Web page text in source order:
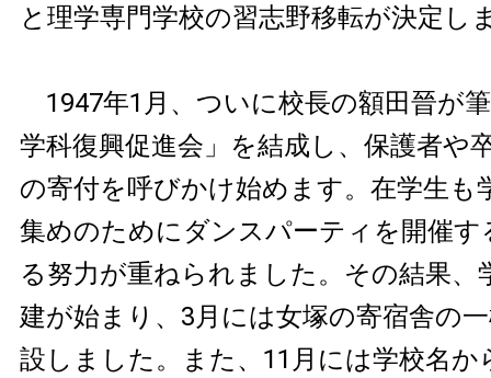
と理学専門学校の習志野移転が決定し
1947年1月、ついに校長の額田晉が
学科復興促進会」を結成し、保護者や
の寄付を呼びかけ始めます。在学生も
集めのためにダンスパーティを開催
る努力が重ねられました。その結果、
建が始まり、3月には女塚の寄宿舎の
設しました。また、11月には学校名か